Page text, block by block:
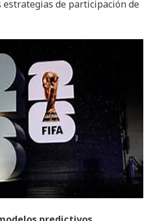
de participación de